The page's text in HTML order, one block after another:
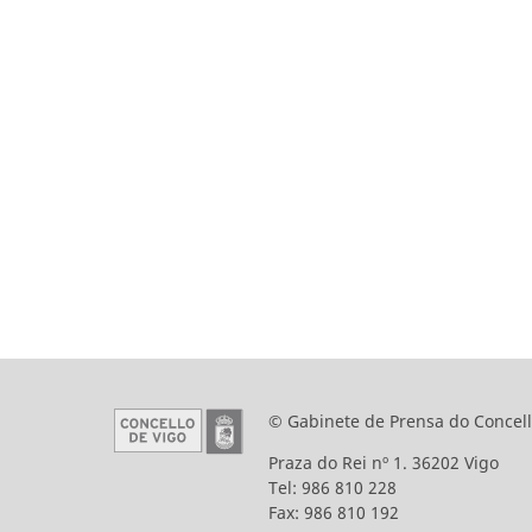
© Gabinete de Prensa do
Praza do Rei nº 1. 36202 Vigo
Tel: 986 810 228
Fax: 986 810 192